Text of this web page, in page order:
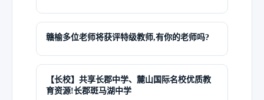
天学网·数字化教学研究院院长，天学网
创始人、CEO。本科毕业于北京大学，
硕士毕业于中国人民大学，全国民办教
育协作创新联盟副理事长。
云南师范大学附属小学英语教师。首届
全国中小学外语教师名师、首届全国中
教材审定委员会专家库学科专家；曾获
第九届全国小学英语课堂教学优秀课展
评中获一等奖；2015年《Weather》一
南省委会“双岗建功”优秀会员；中国民主
届、第十届政协委员，民进盘龙区基层
委副主委。
家级、市级、区级课题研究，并获得包
括国家级一等奖在内的各级奖项。
杨宇学
赣榆多位老师将获评特级教师,有你的老师吗?
【长校】共享长郡中学、麓山国际名校优质教
育资源!长郡斑马湖中学